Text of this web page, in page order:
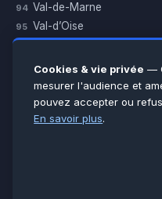
94 Val-de-Marne
95 Val-d’Oise
Essonne
Seine-et-Marne
Voir toutes les villes →
Cookies & vie privée —
mesurer l'audience et
pouvez accepter ou
En savoir plus.